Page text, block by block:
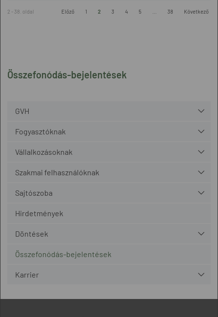
Összefonódás-bejelentések
GVH
Fogyasztóknak
Vállalkozásoknak
Szakmai felhasználóknak
Sajtószoba
Hirdetmények
Döntések
Összefonódás-bejelentések
Karrier
2 - 38. oldal Előző 1 2 3 4 5 38 Következő